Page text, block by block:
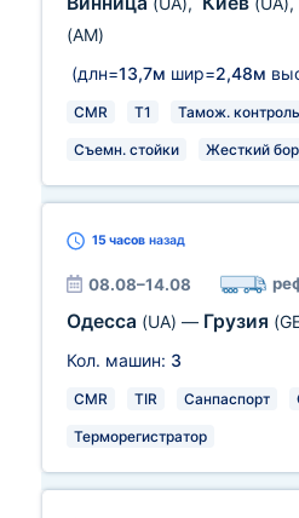
(AM)
(длн=13,7м шир=2,48м
CMR T1 Тамож. контроль
Съемн. стойки Жесткий
15 часов назад
08.08–14.08
Одесса (UA) — Грузия
Кол. машин: 3
CMR TIR Санпаспорт
Терморегистратор